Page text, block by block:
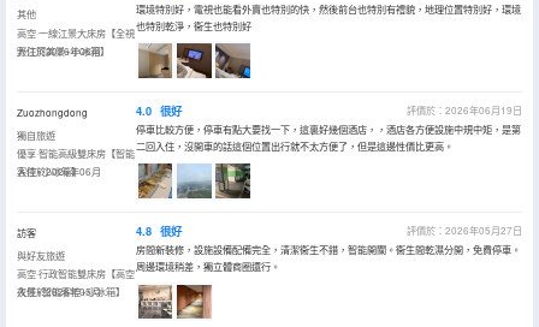
其他
高空·一線江景大床房【全視
野江河美景+小冰箱】
入住於2026年06月
環境特別好，電視也能看外賣也特別的快，然後前台也特別有禮貌，地理位置特別好，環境
也特別乾淨，衞生也特別好
Zuozhongdong
獨自旅遊
優享·智能高級雙床房【智能
客控+小冰箱】
入住於2026年06月
4.0 很好
評價於：2026年06月19日
停車比較方便，停車有點大要找一下，這裏好幾個酒店，，酒店各方便設施中規中矩，是第
二回入住，沒開車的話這個位置出行就不太方便了，但是這邊性價比更高。
訪客
與好友旅遊
高空·行政智能雙床房【高空
夜景+智能客控+小冰箱】
入住於2026年05月
4.8 很好
評價於：2026年05月27日
房間新裝修，設施設備配備完全，清潔衞生不錯，智能開關。衞生間乾濕分開，免費停車。
周邊環境稍差，獨立體商圈還行。